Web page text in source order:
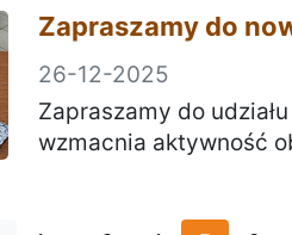
Zapraszamy do
26-12-2025
Zapraszamy do
wzmacnia aktywność